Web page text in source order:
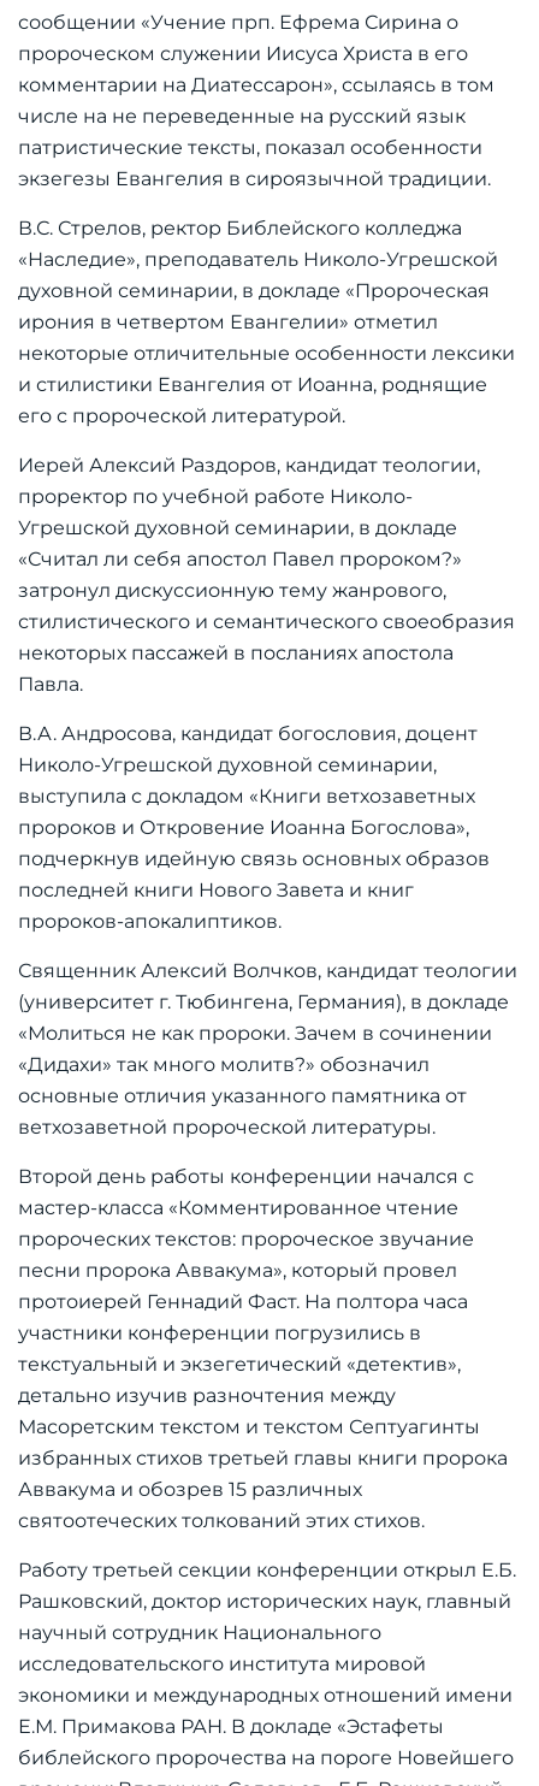
сообщении «Учение прп. Ефрема Сирина о
пророческом служении Иисуса Христа в его
комментарии на Диатессарон», ссылаясь в том
числе на не переведенные на русский язык
патристические тексты, показал особенности
экзегезы Евангелия в сироязычной традиции.
В.С. Стрелов, ректор Библейского колледжа
«Наследие», преподаватель Николо-Угрешской
духовной семинарии, в докладе «Пророческая
ирония в четвертом Евангелии» отметил
некоторые отличительные особенности лексики
и стилистики Евангелия от Иоанна, роднящие
его с пророческой литературой.
Иерей Алексий Раздоров, кандидат теологии,
проректор по учебной работе Николо-
Угрешской духовной семинарии, в докладе
«Считал ли себя апостол Павел пророком?»
затронул дискуссионную тему жанрового,
стилистического и семантического своеобразия
некоторых пассажей в посланиях апостола
Павла.
В.А. Андросова, кандидат богословия, доцент
Николо-Угрешской духовной семинарии,
выступила с докладом «Книги ветхозаветных
пророков и Откровение Иоанна Богослова»,
подчеркнув идейную связь основных образов
последней книги Нового Завета и книг
пророков-апокалиптиков.
Священник Алексий Волчков, кандидат теологии
(университет г. Тюбингена, Германия), в докладе
«Молиться не как пророки. Зачем в сочинении
«Дидахи» так много молитв?» обозначил
основные отличия указанного памятника от
ветхозаветной пророческой литературы.
Второй день работы конференции начался с
мастер-класса «Комментированное чтение
пророческих текстов: пророческое звучание
песни пророка Аввакума», который провел
протоиерей Геннадий Фаст. На полтора часа
участники конференции погрузились в
текстуальный и экзегетический «детектив»,
детально изучив разночтения между
Масоретским текстом и текстом Септуагинты
избранных стихов третьей главы книги пророка
Аввакума и обозрев 15 различных
святоотеческих толкований этих стихов.
Работу третьей секции конференции открыл Е.Б.
Рашковский, доктор исторических наук, главный
научный сотрудник Национального
исследовательского института мировой
экономики и международных отношений имени
Е.М. Примакова РАН. В докладе «Эстафеты
библейского пророчества на пороге Новейшего